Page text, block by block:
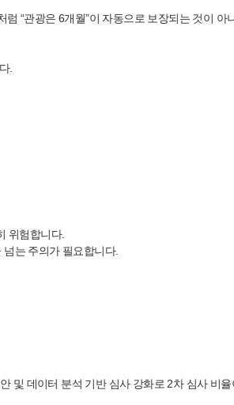
“관광은 6개월”이 자동으로 보장되는 것이
.
위험합니다.
는 주의가 필요합니다.
및 데이터 분석 기반 심사 강화로 2차 심사 비